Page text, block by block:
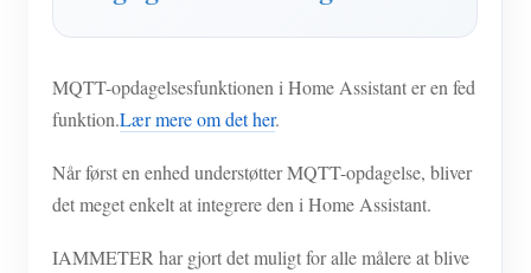
IAMMETER Simulator
Energiprognose og -simuleringssystem
Solar PV System Energimonitor
butik
Ressourcer
MQTT-opdagelsesfunktionen i Home Assistant er en fed
funktion.Lær mere om det her.
Når først en enhed understøtter MQTT-opdagelse, bliver
det meget enkelt at integrere den i Home Assistant.
IAMMETER har gjort det muligt for alle målere at blive